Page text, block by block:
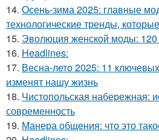
14. Осень-зима 2025: главные
технологические тренды,
15. Эволюция женской моды: 120
16. Headlines:
17. Весна-лето 2025: 11
изменят нашу жизнь
18. Чистопольская набережная:
современность
19. Манера общения: что это